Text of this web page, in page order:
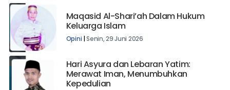
Maqasid Al-Shari’ah Dalam Hukum
Keluarga Islam
Opini |Senin, 29 Juni 2026
Hari Asyura dan Lebaran Yatim:
Merawat Iman, Menumbuhkan
Kepedulian